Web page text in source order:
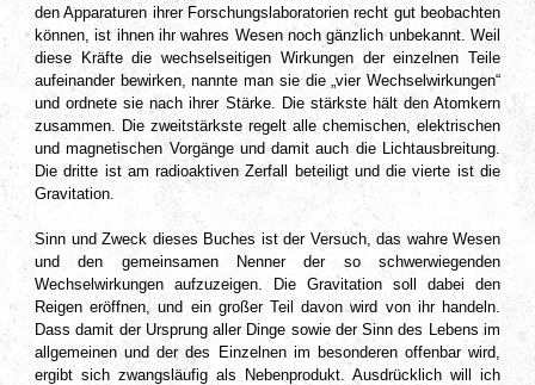
den Apparaturen ihrer Forschungslaboratorien recht gut beobachten
können, ist ihnen ihr wahres Wesen noch gänzlich unbekannt. Weil
diese Kräfte die wechselseitigen Wirkungen der einzelnen Teile
aufeinander bewirken, nannte man sie die „vier Wechselwirkungen“
und ordnete sie nach ihrer Stärke. Die stärkste hält den Atomkern
zusammen. Die zweitstärkste regelt alle chemischen, elektrischen
und magnetischen Vorgänge und damit auch die Lichtausbreitung.
Die dritte ist am radioaktiven Zerfall beteiligt und die vierte ist die
Gravitation.
Sinn und Zweck dieses Buches ist der Versuch, das wahre Wesen
und den gemeinsamen Nenner der so schwerwiegenden
Wechselwirkungen aufzuzeigen. Die Gravitation soll dabei den
Reigen eröffnen, und ein großer Teil davon wird von ihr handeln.
Dass damit der Ursprung aller Dinge sowie der Sinn des Lebens im
allgemeinen und der des Einzelnen im besonderen offenbar wird,
ergibt sich zwangsläufig als Nebenprodukt. Ausdrücklich will ich